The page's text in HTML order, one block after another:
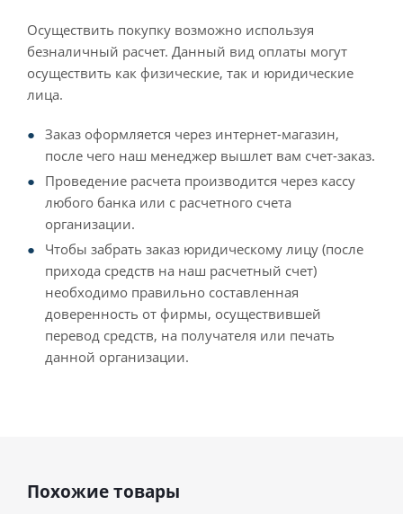
Осуществить покупку возможно используя
безналичный расчет. Данный вид оплаты могут
осуществить как физические, так и юридические
лица.
Заказ оформляется через интернет-магазин,
после чего наш менеджер вышлет вам счет-заказ.
Проведение расчета производится через кассу
любого банка или с расчетного счета
организации.
Чтобы забрать заказ юридическому лицу (после
прихода средств на наш расчетный счет)
необходимо правильно составленная
доверенность от фирмы, осуществившей
перевод средств, на получателя или печать
данной организации.
Похожие товары